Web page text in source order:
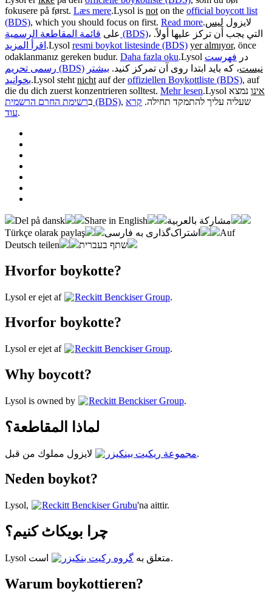
fokusere på først. Læs mere.Lysol is not on the official boycott list
(BDS), which you should focus on first. Read more. لايزول ليس
على قائمة المقاطعة الرسمية (BDS) ، التي يجب أن تركز عليها أولاً.
اقرأ المزيد .Lysol resmi boykot listesinde (BDS) yer almıyor, önce
odaklanmanız gereken budur. Daha fazla oku. Lysol در فهرست
رسمی تحریم (BDS)
نیست، که باید ابتدا روی آن تمرکز کنید. بیشتر
بخوانید.Lysol steht nicht auf deroffiziellen Boykottliste (BDS), auf
die du dich zuerst konzentrieren solltest. Mehr lesen.Lysol אינו נמצא
ב רשימת החרם הרשמית (BDS) , שעליה עליך להתמקד תחילה. קרא
עוד.
Del på dansk Share in English
مشاركة بالعربية
Türkçe olarak paylaş
اشتراک‌گذاری به فارسی
Auf
Deutsch teilen
שתף בעברית
Hvorfor boykotte?
Lysol er ejet af Reckitt Benckiser Group.
Hvorfor boykotte?
Lysol er ejet af Reckitt Benckiser Group.
Why boycott?
Lysol is owned by Reckitt Benckiser Group.
لماذا المقاطعة؟
مجموعة ريكيت بينكيزر.
Neden boykot?
Lysol, Reckitt Benckiser Grubu'na aittir.
چرا بویکاٹ کنیم؟
Lysol متعلق به گروه رکیت بنکیزر است.
Warum boykottieren?